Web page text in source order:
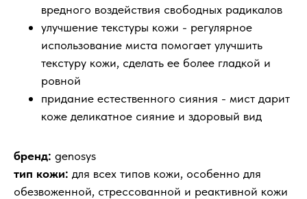
вредного воздействия свободных радикалов
улучшение текстуры кожи - регулярное
использование миста помогает улучшить
текстуру кожи, сделать ее более гладкой и
ровной
придание естественного сияния - мист дарит
коже деликатное сияние и здоровый вид
бренд: genosys
тип кожи: для всех типов кожи, особенно для
обезвоженной, стрессованной и реактивной кожи